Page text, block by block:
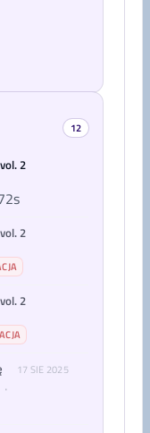
12
2
2
2
17 SIE 2025
·